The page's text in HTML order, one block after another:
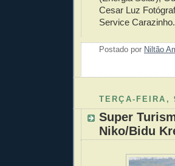
Cesar Luz
Service Carazinho.
Postado por Niltão
TERÇA-FEIRA,
Super
Niko/Bidu